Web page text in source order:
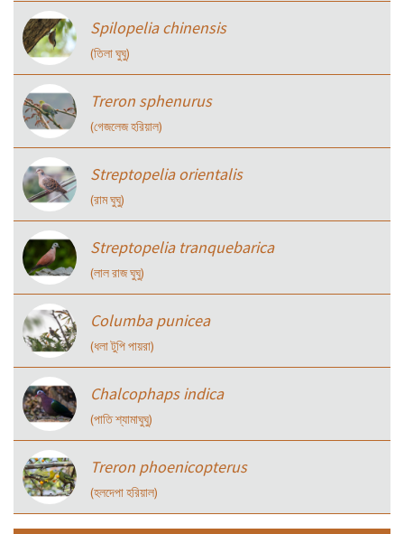
Spilopelia chinensis
(তিলা ঘুঘু)
Treron sphenurus
(গেজলেজ হরিয়াল)
Streptopelia orientalis
(রাম ঘুঘু)
Streptopelia tranquebarica
(লাল রাজ ঘুঘু)
Columba punicea
(ধলা টুপি পায়রা)
Chalcophaps indica
(পাতি শ্যামাঘুঘু)
Treron phoenicopterus
(হলদেপা হরিয়াল)